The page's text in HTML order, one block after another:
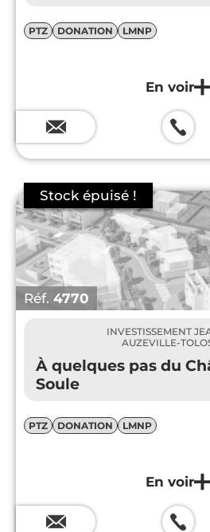
PTZ DONATION LMNP
Réf. 4770
INVESTISSEMENT
AUZEVILLE-
À quelques pas du
Soule
PTZ DONATION LMNP